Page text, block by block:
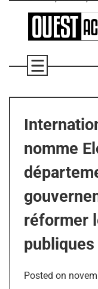
nomme
réformer
publiques
Posted on